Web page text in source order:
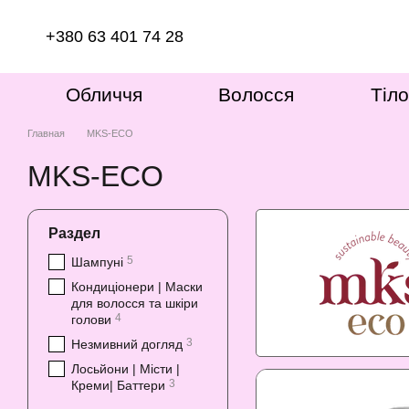
+380 63 401 74 28
Обличчя Волосся Тіло
Главная MKS-ECO
MKS-ECO
Раздел
Шампуні 5
Кондиціонери | Маски
для волосся та шкіри
голови 4
Незмивний догляд 3
Лосьйони | Місти |
Креми| Баттери 3